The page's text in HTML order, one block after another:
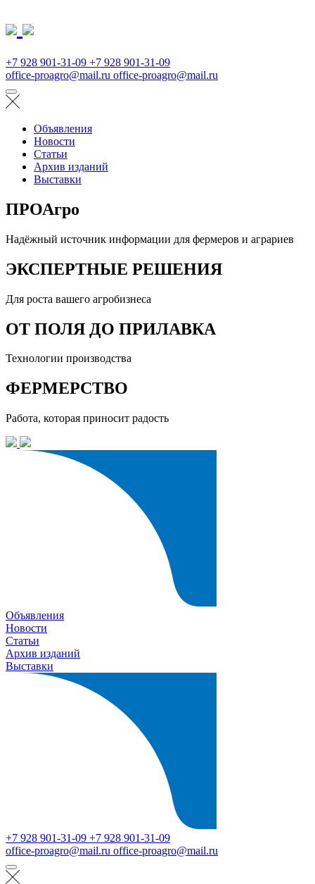
+7 928 901-31-09 +7 928 901-31-09
office-proagro@mail.ru office-proagro@mail.ru
Объявления
Новости
Статьи
Архив изданий
Выставки
ПРОАгро
Надёжный источник информации для фермеров и аграриев
ЭКСПЕРТНЫЕ РЕШЕНИЯ
Для роста вашего агробизнеса
ОТ ПОЛЯ ДО ПРИЛАВКА
Технологии производства
ФЕРМЕРСТВО
Работа, которая приносит радость
Объявления
Новости
Статьи
Архив изданий
Выставки
+7 928 901-31-09 +7 928 901-31-09
office-proagro@mail.ru office-proagro@mail.ru